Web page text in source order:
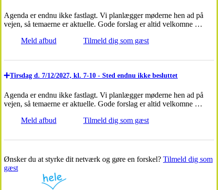
Agenda er endnu ikke fastlagt. Vi planlægger møderne hen ad på
vejen, så temaerne er aktuelle. Gode forslag er altid velkomne …
Meld afbud
Tilmeld dig som gæst
Tirsdag d. 7/12/2027, kl. 7-10 - Sted endnu ikke besluttet
Agenda er endnu ikke fastlagt. Vi planlægger møderne hen ad på
vejen, så temaerne er aktuelle. Gode forslag er altid velkomne …
Meld afbud
Tilmeld dig som gæst
Ønsker du at styrke dit netværk og gøre en forskel? Tilmeld dig som
gæst